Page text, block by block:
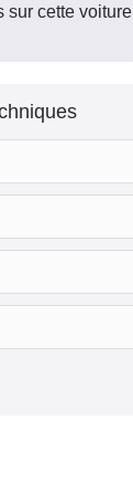
sur cette voiture